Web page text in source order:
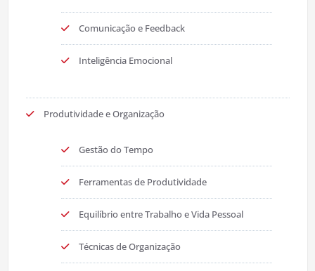
Comunicação e Feedback
Inteligência Emocional
Produtividade e Organização
Gestão do Tempo
Ferramentas de Produtividade
Equilíbrio entre Trabalho e Vida Pessoal
Técnicas de Organização